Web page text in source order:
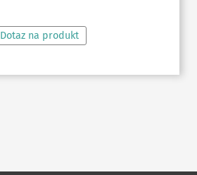
Dotaz na produkt